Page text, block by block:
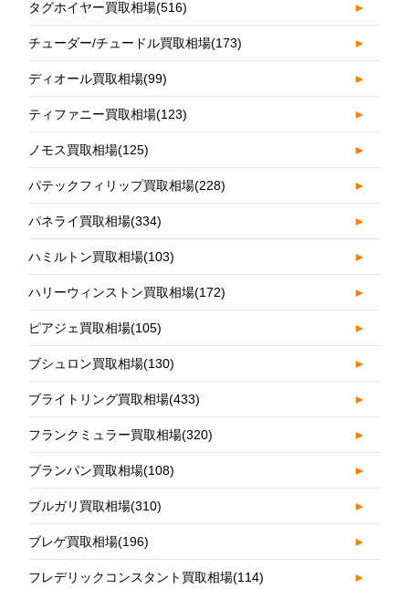
タグホイヤー買取相場(516) ►
チューダー/チュードル買取相場(173) ►
ディオール買取相場(99) ►
ティファニー買取相場(123) ►
ノモス買取相場(125) ►
パテックフィリップ買取相場(228) ►
パネライ買取相場(334) ►
ハミルトン買取相場(103) ►
ハリーウィンストン買取相場(172) ►
ピアジェ買取相場(105) ►
ブシュロン買取相場(130) ►
ブライトリング買取相場(433) ►
フランクミュラー買取相場(320) ►
ブランパン買取相場(108) ►
ブルガリ買取相場(310) ►
ブレゲ買取相場(196) ►
フレデリックコンスタント買取相場(114) ►